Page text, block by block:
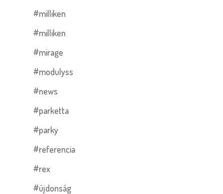
#milliken
#milliken
#mirage
#modulyss
#news
#parketta
#parky
#referencia
#rex
#újdonság